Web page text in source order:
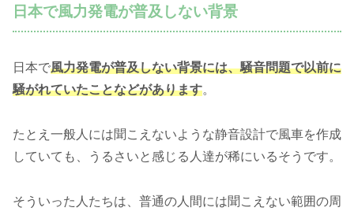
日本で風力発電が普及しない背景
日本で風力発電が普及しない背景には、騒音問題で以前に
騒がれていたことなどがあります。
たとえ一般人には聞こえないような静音設計で風車を作成
していても、うるさいと感じる人達が稀にいるそうです。
そういった人たちは、普通の人間には聞こえない範囲の周